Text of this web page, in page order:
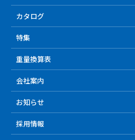
カタログ
特集
重量換算表
会社案内
お知らせ
採用情報